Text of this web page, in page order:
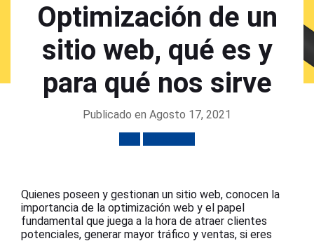
Optimización de un
sitio web, qué es y
para qué nos sirve
Publicado en Agosto 17, 2021
Quienes poseen y gestionan un sitio web, conocen la
importancia de la optimización web y el papel
fundamental que juega a la hora de atraer clientes
potenciales, generar mayor tráfico y ventas, si eres